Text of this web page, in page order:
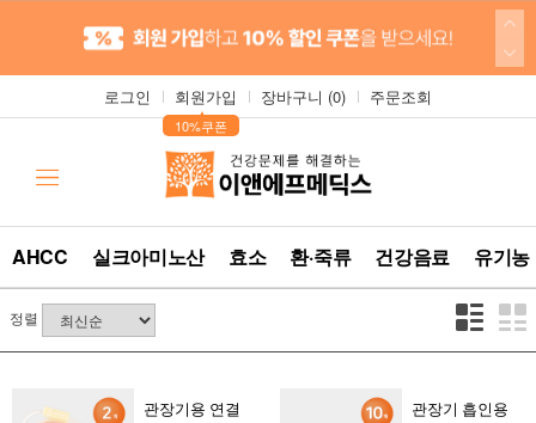
로그인 회원가입
▲
10%쿠폰
장바구니 (0) 주문조회
AHCC 실크아미노산 효소 환·죽류 건강음료 유기
정렬
관장기용 연결
관장기 흡인용